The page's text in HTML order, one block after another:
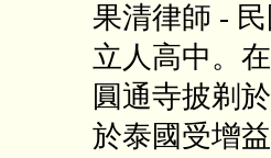
果清律師 -
立人高中。
圓通寺披剃
於泰國受增